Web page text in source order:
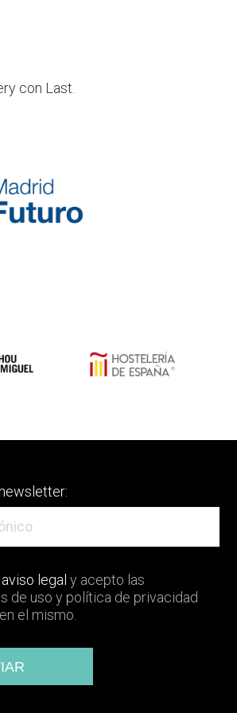
con Last.
aviso legal y acepto las
de uso y política de privacidad
el mismo.